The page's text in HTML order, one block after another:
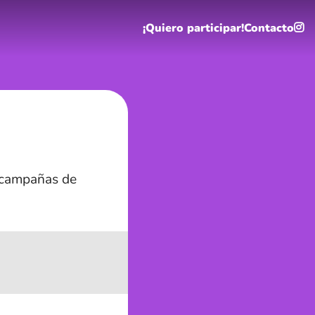
¡Quiero participar!Contacto
de